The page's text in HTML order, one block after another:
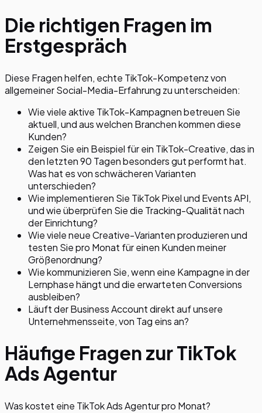
Die richtigen Fragen im
Erstgespräch
Diese Fragen helfen, echte TikTok-Kompetenz von
allgemeiner Social-Media-Erfahrung zu unterscheiden:
Wie viele aktive TikTok-Kampagnen betreuen Sie
aktuell, und aus welchen Branchen kommen diese
Kunden?
Zeigen Sie ein Beispiel für ein TikTok-Creative, das in
den letzten 90 Tagen besonders gut performt hat.
Was hat es von schwächeren Varianten
unterschieden?
Wie implementieren Sie TikTok Pixel und Events API,
und wie überprüfen Sie die Tracking-Qualität nach
der Einrichtung?
Wie viele neue Creative-Varianten produzieren und
testen Sie pro Monat für einen Kunden meiner
Größenordnung?
Wie kommunizieren Sie, wenn eine Kampagne in der
Lernphase hängt und die erwarteten Conversions
ausbleiben?
Läuft der Business Account direkt auf unsere
Unternehmensseite, von Tag eins an?
Häufige Fragen zur TikTok
Ads Agentur
Was kostet eine TikTok Ads Agentur pro Monat?